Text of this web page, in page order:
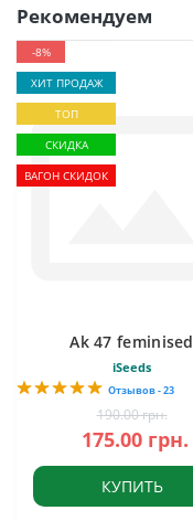
Рекомендуем
-8%
ХИТ ПРОДАЖ
ТОП
СКИДКА
ВАГОН СКИДОК
Ak 47 feminised
iSeeds
Отзывов - 23
190.00 грн.
175.00 грн.
КУПИТЬ